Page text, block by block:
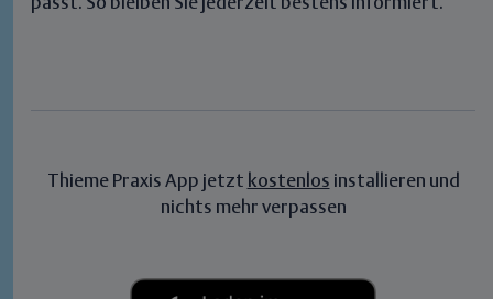
Thieme Praxis App jetzt kostenlos installieren und
nichts mehr verpassen